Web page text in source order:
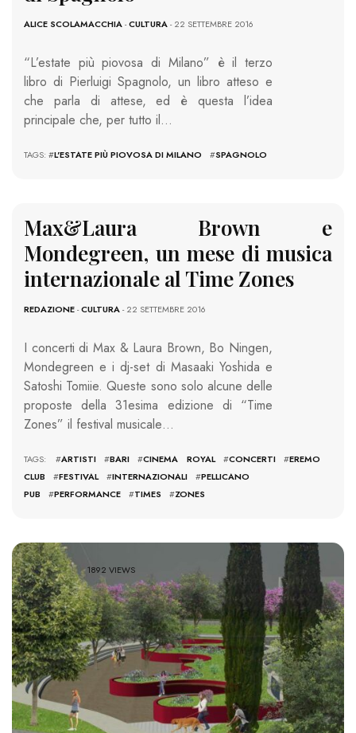
ALICE SCOLAMACCHIA-CULTURA- 22 SETTEMBRE 2016
“L’estate più piovosa di Milano” è il terzo
libro di Pierluigi Spagnolo, un libro atteso e
che parla di attese, ed è questa l’idea
principale che, per tutto il…
TAGS: #L'ESTATE PIÙ PIOVOSA DI MILANO #SPAGNOLO
Max&Laura Brown e
Mondegreen, un mese di musica
internazionale al Time Zones
REDAZIONE-CULTURA- 22 SETTEMBRE 2016
I concerti di Max & Laura Brown, Bo Ningen,
Mondegreen e i dj-set di Masaaki Yoshida e
Satoshi Tomiie. Queste sono solo alcune delle
proposte della 31esima edizione di “Time
Zones” il festival musicale…
TAGS: #ARTISTI #BARI #CINEMA ROYAL #CONCERTI #EREMO
CLUB
#FESTIVAL #INTERNAZIONALI #PELLICANO
PUB
#PERFORMANCE #TIMES #ZONES
1892 VIEWS